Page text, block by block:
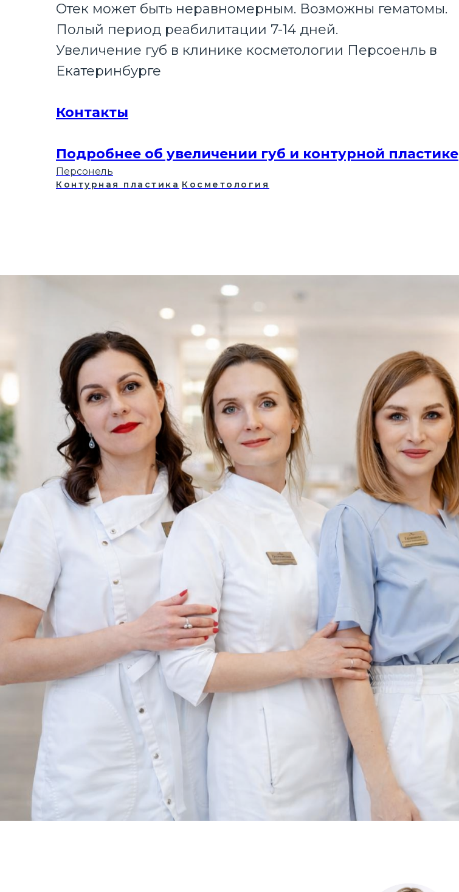
Отек может быть неравномерным. Возможны гематомы.
Полый период реабилитации 7-14 дней.
Увеличение губ в клинике косметологии Персоенль в
Екатеринбурге
Контакты
Подробнее об увеличении губ и контурной пластике
Персонель
Контурная пластика Косметология